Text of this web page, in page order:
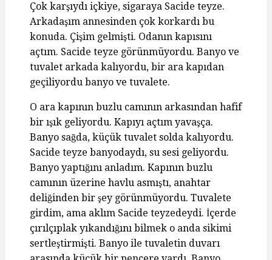
Çok karşıydı içkiye, sigaraya Sacide teyze.
Arkadaşım annesinden çok korkardı bu
konuda. Çişim gelmişti. Odanın kapısını
açtım. Sacide teyze görünmüyordu. Banyo ve
tuvalet arkada kalıyordu, bir ara kapıdan
geçiliyordu banyo ve tuvalete.
O ara kapının buzlu camının arkasından hafif
bir ışık geliyordu. Kapıyı açtım yavaşça.
Banyo sağda, küçük tuvalet solda kalıyordu.
Sacide teyze banyodaydı, su sesi geliyordu.
Banyo yaptığını anladım. Kapının buzlu
camının üzerine havlu asmıştı, anahtar
deliğinden bir şey görünmüyordu. Tuvalete
girdim, ama aklım Sacide teyzedeydi. İçerde
çırılçıplak yıkandığını bilmek o anda sikimi
sertleştirmişti. Banyo ile tuvaletin duvarı